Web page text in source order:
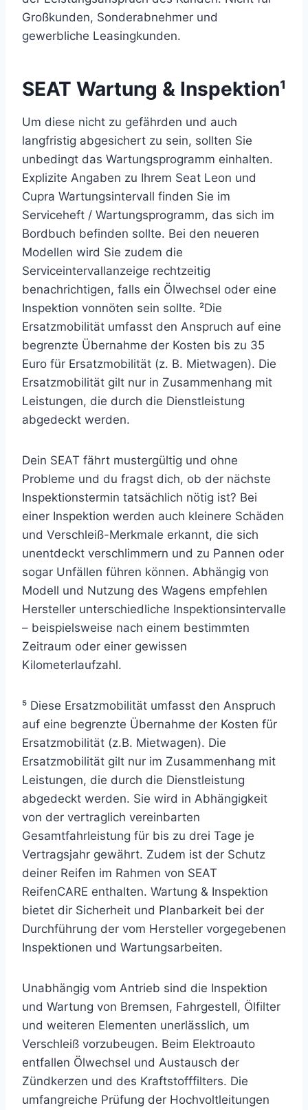
Großkunden, Sonderabnehmer und
gewerbliche Leasingkunden.
SEAT Wartung & Inspektion¹
Um diese nicht zu gefährden und auch
langfristig abgesichert zu sein, sollten Sie
unbedingt das Wartungsprogramm einhalten.
Explizite Angaben zu Ihrem Seat Leon und
Cupra Wartungsintervall finden Sie im
Serviceheft / Wartungsprogramm, das sich im
Bordbuch befinden sollte. Bei den neueren
Modellen wird Sie zudem die
Serviceintervallanzeige rechtzeitig
benachrichtigen, falls ein Ölwechsel oder eine
Inspektion vonnöten sein sollte. ²Die
Ersatzmobilität umfasst den Anspruch auf eine
begrenzte Übernahme der Kosten bis zu 35
Euro für Ersatzmobilität (z. B. Mietwagen). Die
Ersatzmobilität gilt nur in Zusammenhang mit
Leistungen, die durch die Dienstleistung
abgedeckt werden.
Dein SEAT fährt mustergültig und ohne
Probleme und du fragst dich, ob der nächste
Inspektionstermin tatsächlich nötig ist? Bei
einer Inspektion werden auch kleinere Schäden
und Verschleiß-Merkmale erkannt, die sich
unentdeckt verschlimmern und zu Pannen oder
sogar Unfällen führen können. Abhängig von
Modell und Nutzung des Wagens empfehlen
Hersteller unterschiedliche Inspektionsintervalle
– beispielsweise nach einem bestimmten
Zeitraum oder einer gewissen
Kilometerlaufzahl.
⁵ Diese Ersatzmobilität umfasst den Anspruch
auf eine begrenzte Übernahme der Kosten für
Ersatzmobilität (z.B. Mietwagen). Die
Ersatzmobilität gilt nur im Zusammenhang mit
Leistungen, die durch die Dienstleistung
abgedeckt werden. Sie wird in Abhängigkeit
von der vertraglich vereinbarten
Gesamtfahrleistung für bis zu drei Tage je
Vertragsjahr gewährt. Zudem ist der Schutz
deiner Reifen im Rahmen von SEAT
ReifenCARE enthalten. Wartung & Inspektion
bietet dir Sicherheit und Planbarkeit bei der
Durchführung der vom Hersteller vorgegebenen
Inspektionen und Wartungsarbeiten.
Unabhängig vom Antrieb sind die Inspektion
und Wartung von Bremsen, Fahrgestell, Ölfilter
und weiteren Elementen unerlässlich, um
Verschleiß vorzubeugen. Beim Elektroauto
entfallen Ölwechsel und Austausch der
Zündkerzen und des Kraftstofffilters. Die
umfangreiche Prüfung der Hochvoltleitungen